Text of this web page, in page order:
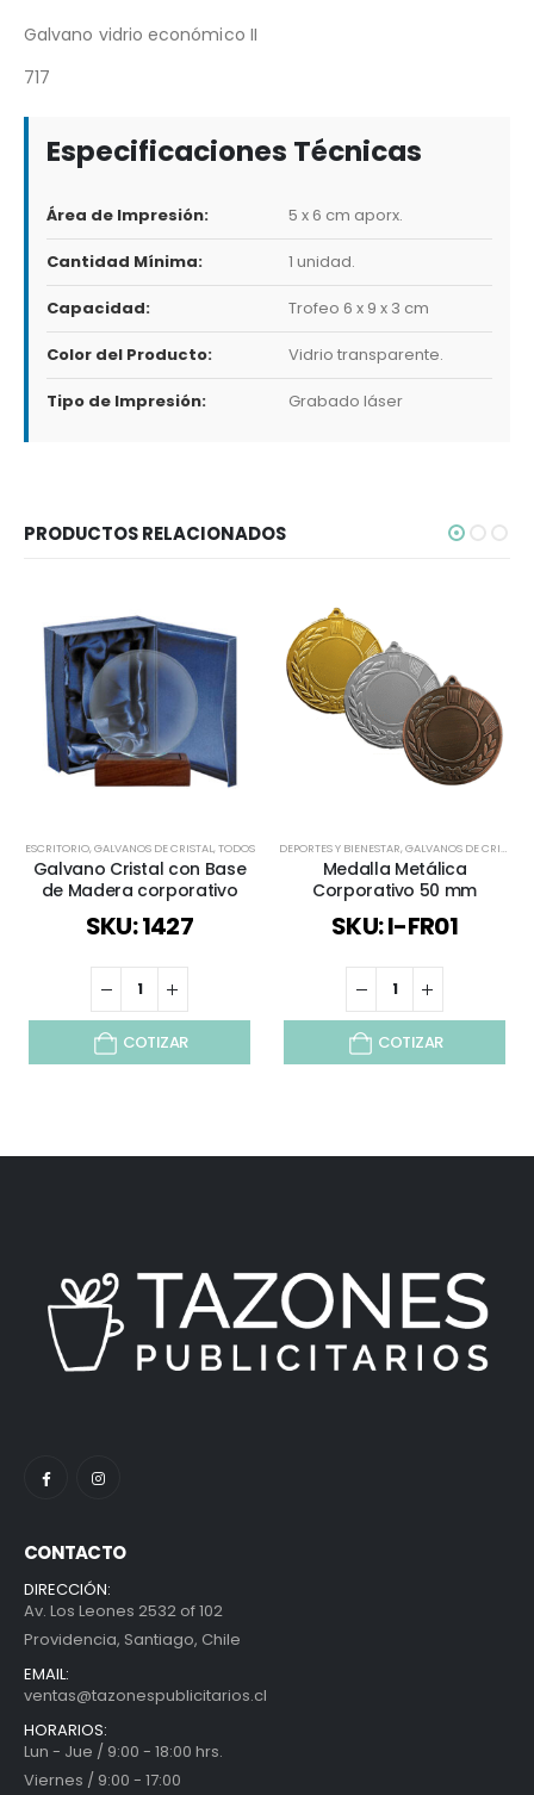
Galvano vidrio económico II
717
Especificaciones Técnicas
Área de Impresión: 5 x 6 cm aporx.
Cantidad Mínima: 1 unidad.
Capacidad: Trofeo 6 x 9 x 3 cm
Color del Producto: Vidrio transparente.
Tipo de Impresión: Grabado láser
PRODUCTOS RELACIONADOS
ESCRITORIO,GALVANOS DE CRISTAL,TODOS
Galvano Cristal con Base
de Madera corporativo
SKU: 1427
COTIZAR
DEPORTES Y BIENESTAR,GALVANOS DE CRISTAL
Medalla Metálica
Corporativo 50 mm
SKU: I-FR01
COTIZAR
CONTACTO
DIRECCIÓN:
Av. Los Leones 2532 of 102
Providencia, Santiago, Chile
EMAIL:
ventas@tazonespublicitarios.cl
HORARIOS:
Lun - Jue / 9:00 - 18:00 hrs.
Viernes / 9:00 - 17:00